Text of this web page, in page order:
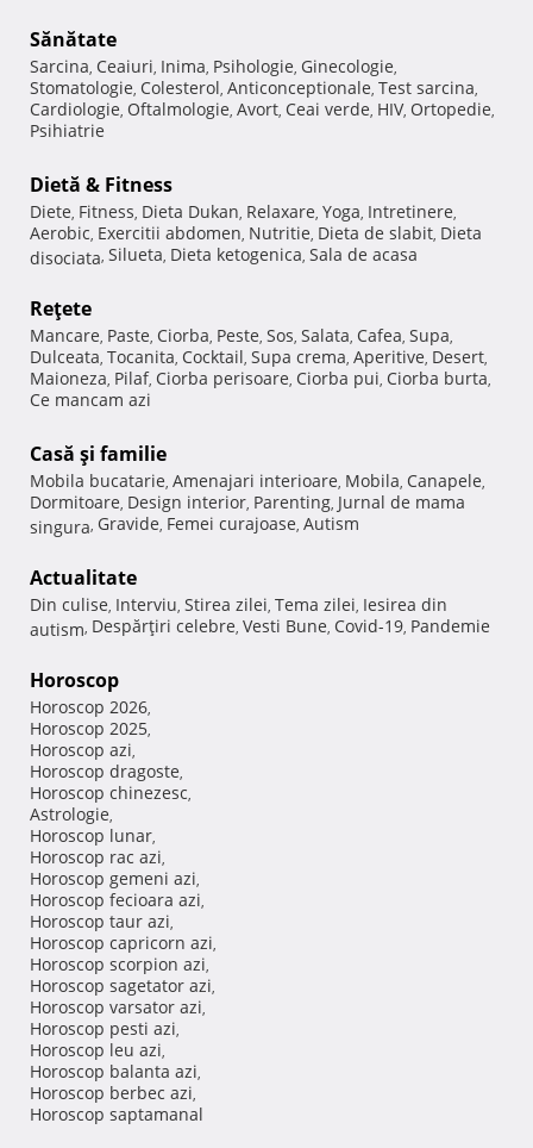
Sănătate
Sarcina, Ceaiuri, Inima, Psihologie, Ginecologie,
Stomatologie, Colesterol, Anticonceptionale, Test sarcina,
Cardiologie, Oftalmologie, Avort, Ceai verde, HIV, Ortopedie,
Psihiatrie
Dietă & Fitness
Diete, Fitness, Dieta Dukan, Relaxare, Yoga, Intretinere,
Aerobic, Exercitii abdomen, Nutritie, Dieta de slabit, Dieta
disociata, Silueta, Dieta ketogenica, Sala de acasa
Reţete
Mancare, Paste, Ciorba, Peste, Sos, Salata, Cafea, Supa,
Dulceata, Tocanita, Cocktail, Supa crema, Aperitive, Desert,
Maioneza, Pilaf, Ciorba perisoare, Ciorba pui, Ciorba burta,
Ce mancam azi
Casă şi familie
Mobila bucatarie, Amenajari interioare, Mobila, Canapele,
Dormitoare, Design interior, Parenting, Jurnal de mama
singura, Gravide, Femei curajoase, Autism
Actualitate
Din culise, Interviu, Stirea zilei, Tema zilei, Iesirea din
autism, Despărţiri celebre, Vesti Bune, Covid-19, Pandemie
Horoscop
Horoscop 2026,
Horoscop 2025,
Horoscop azi,
Horoscop dragoste,
Horoscop chinezesc,
Astrologie,
Horoscop lunar,
Horoscop rac azi,
Horoscop gemeni azi,
Horoscop fecioara azi,
Horoscop taur azi,
Horoscop capricorn azi,
Horoscop scorpion azi,
Horoscop sagetator azi,
Horoscop varsator azi,
Horoscop pesti azi,
Horoscop leu azi,
Horoscop balanta azi,
Horoscop berbec azi,
Horoscop saptamanal